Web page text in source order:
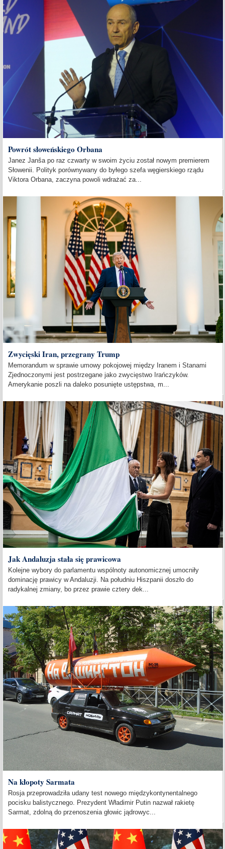
Powrót słoweńskiego Orbana
Janez Janša po raz czwarty w swoim życiu został nowym premierem
Słowenii. Polityk porównywany do byłego szefa węgierskiego rządu
Viktora Orbana, zaczyna powoli wdrażać za...
Zwycięski Iran, przegrany Trump
Memorandum w sprawie umowy pokojowej między Iranem i Stanami
Zjednoczonymi jest postrzegane jako zwycięstwo Irańczyków.
Amerykanie poszli na daleko posunięte ustępstwa, m...
Jak Andaluzja stała się prawicowa
Kolejne wybory do parlamentu wspólnoty autonomicznej umocniły
dominację prawicy w Andaluzji. Na południu Hiszpanii doszło do
radykalnej zmiany, bo przez prawie cztery dek...
Na kłopoty Sarmata
Rosja przeprowadziła udany test nowego międzykontynentalnego
pocisku balistycznego. Prezydent Władimir Putin nazwał rakietę
Sarmat, zdolną do przenoszenia głowic jądrowyc...